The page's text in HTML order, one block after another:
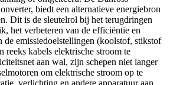
biedt een alternatieve energiebron
Dit is de sleutelrol bij het terugdringen
het verbeteren van de efficiëntie en
de emissiedoelstellingen (koolstof, stikstof
reeks kabels elektrische stroom te
aan wal, zijn schepen niet langer
om elektrische stroom op te
verlichting en andere apparatuur aan